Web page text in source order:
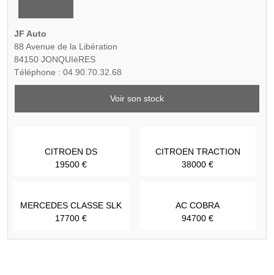
JF Auto
88 Avenue de la Libération
84150 JONQUIèRES
Téléphone : 04.90.70.32.68
Voir son stock
CITROEN DS
19500 €
CITROEN TRACTION
38000 €
MERCEDES CLASSE SLK
17700 €
AC COBRA
94700 €